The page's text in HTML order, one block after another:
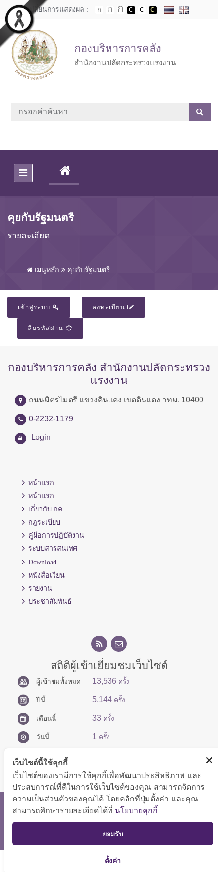
Skip to main content
เปลี่ยนการแสดงผล :
กองบริหารการคลัง
สำนักงานปลัดกระทรวงแรงงาน
(CURRENT)
คุยกับรัฐมนตรี
รายละเอียด
เมนูหลัก คุยกับรัฐมนตรี
เข้าสู่ระบบ ลงทะเบียน
ลืมรหัสผ่าน
กองบริหารการคลัง สำนักงานปลัดกระทรวง
แรงงาน
ถนนมิตรไมตรี แขวงดินแดง เขตดินแดง กทม. 10400
0-2232-1179
Login
หน้าแรก
หน้าแรก
เกี่ยวกับ กค.
กฎระเบียบ
คู่มือการปฏิบัติงาน
ระบบสารสนเทศ
Download
หนังสือเวียน
รายงาน
ประชาสัมพันธ์
สถิติผู้เข้าเยี่ยมชมเว็บไซต์
ผู้เข้าชมทั้งหมด 13,536 ครั้ง
ปีนี้ 5,144 ครั้ง
เดือนนี้ 33 ครั้ง
วันนี้ 1 ครั้ง
สงวนลิขสิทธิ์ © 2566 กองบริหารการคลัง
แสดงผลได้ดีที่ขนาดหน้าจอ 1024x768 pixel
แผนผังเว็บไซต์
TOP
เว็บไซต์นี้ใช้คุกกี้
เว็บไซต์ของเรามีการใช้คุกกี้เพื่อพัฒนาประสิทธิภาพ และ
ประสบการณ์ที่ดีในการใช้เว็บไซต์ของคุณ สามารถจัดการ
ความเป็นส่วนตัวของคุณได้ โดยคลิกที่ปุ่มตั้งค่า และคุณ
สามารถศึกษารายละเอียดได้ที่ นโยบายคุกกี้
ยอมรับ
ตั้งค่า